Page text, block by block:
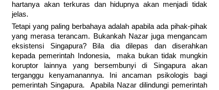
hartanya akan terkuras dan hidupnya akan menjadi tidak
jelas.
Tetapi yang paling berbahaya adalah apabila ada pihak-pihak
yang merasa terancam. Bukankah Nazar juga mengancam
eksistensi Singapura? Bila dia dilepas dan diserahkan
kepada pemerintah Indonesia, maka bukan tidak mungkin
koruptor lainnya yang bersembunyi di Singapura akan
terganggu kenyamanannya. Ini ancaman psikologis bagi
pemerintah Singapura. Apabila Nazar dilindungi pemerintah